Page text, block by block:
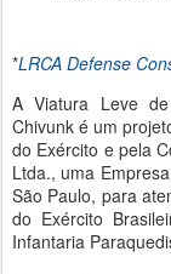
*LRCA Defense
A Viatura Leve de
Chivunk é um
do Exército e pela
Ltda., uma
São Paulo, para
do Exército
Infantaria